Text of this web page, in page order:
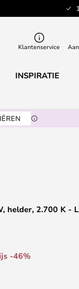
Klantenservice
INSPIRATIE
helder, 2.700 K -
-46%